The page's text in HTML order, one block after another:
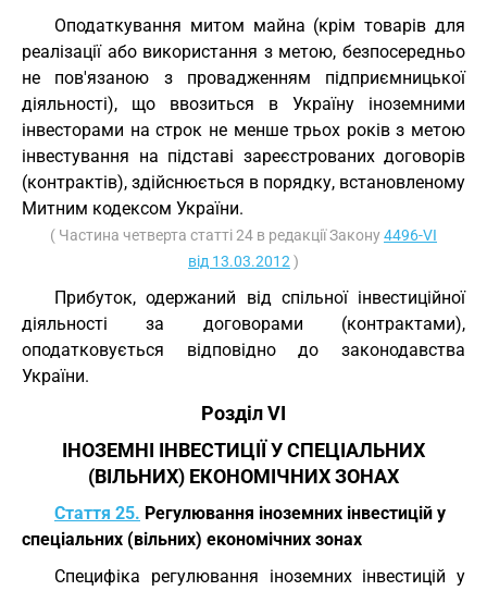
Оподаткування митом майна (крім товарів для
реалізації або використання з метою, безпосередньо
не пов'язаною з провадженням підприємницької
діяльності), що ввозиться в Україну іноземними
інвесторами на строк не менше трьох років з метою
інвестування на підставі зареєстрованих договорів
(контрактів), здійснюється в порядку, встановленому
Митним кодексом України.
( Частина четверта статті 24 в редакції Закону4496-VI
від 13.03.2012 )
Прибуток, одержаний від спільної інвестиційної
діяльності за договорами (контрактами),
оподатковується відповідно до законодавства
України.
Розділ VI
ІНОЗЕМНІ ІНВЕСТИЦІЇ У СПЕЦІАЛЬНИХ
(ВІЛЬНИХ) ЕКОНОМІЧНИХ ЗОНАХ
Стаття 25. Регулювання іноземних інвестицій у
спеціальних (вільних) економічних зонах
Специфіка регулювання іноземних інвестицій у